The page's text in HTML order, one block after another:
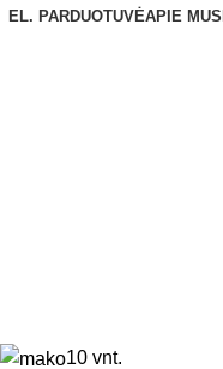
EL. PARDUOTUVĖAPIE MUS
10 vnt.